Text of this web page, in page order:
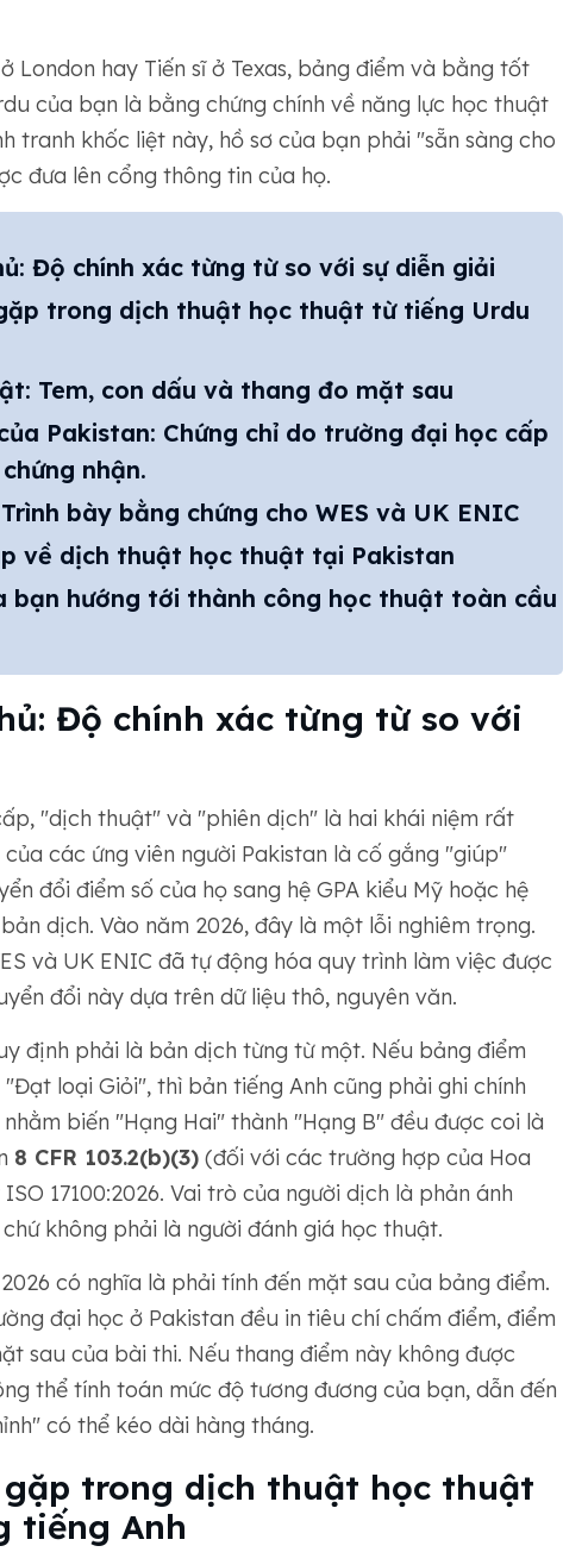
London hay Tiến sĩ ở Texas, bảng điểm và bằng tốt
của bạn là bằng chứng chính về năng lực học thuật
tranh khốc liệt này, hồ sơ của bạn phải "sẵn sàng cho
đưa lên cổng thông tin của họ.
Độ chính xác từng từ so với sự diễn giải
trong dịch thuật học thuật từ tiếng Urdu
Tem, con dấu và thang đo mặt sau
Pakistan: Chứng chỉ do trường đại học cấp
nhận.
bày bằng chứng cho WES và UK ENIC
về dịch thuật học thuật tại Pakistan
bạn hướng tới thành công học thuật toàn cầu
Độ chính xác từng từ so với
"dịch thuật" và "phiên dịch" là hai khái niệm rất
các ứng viên người Pakistan là cố gắng "giúp"
đổi điểm số của họ sang hệ GPA kiểu Mỹ hoặc hệ
dịch. Vào năm 2026, đây là một lỗi nghiêm trọng.
và UK ENIC đã tự động hóa quy trình làm việc được
đổi này dựa trên dữ liệu thô, nguyên văn.
định phải là bản dịch từng từ một. Nếu bảng điểm
loại Giỏi", thì bản tiếng Anh cũng phải ghi chính
biến "Hạng Hai" thành "Hạng B" đều được coi là
8 CFR 103.2(b)(3)(đối với các trường hợp của Hoa
17100:2026. Vai trò của người dịch là phản ánh
không phải là người đánh giá học thuật.
có nghĩa là phải tính đến mặt sau của bảng điểm.
đại học ở Pakistan đều in tiêu chí chấm điểm, điểm
sau của bài thi. Nếu thang điểm này không được
thể tính toán mức độ tương đương của bạn, dẫn đến
có thể kéo dài hàng tháng.
trong dịch thuật học thuật
tiếng Anh